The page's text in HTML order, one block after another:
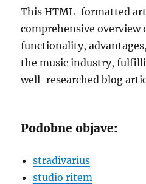
This HTML-formatted
comprehensive overview
functionality,
the music industry,
well-researched blog
Podobne objave:
stradivarius
studio ritem